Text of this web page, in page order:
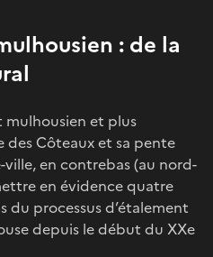
: de la
mulhousien et plus
Côteaux et sa pente
en contrebas (au nord-
en évidence quatre
du processus d’étalement
depuis le début du XXe